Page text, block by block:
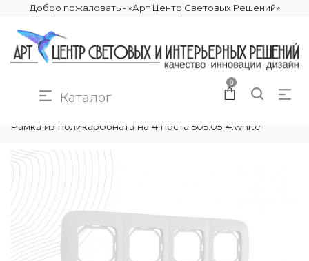
Добро пожаловать - «Арт Центр Световых Решений»
Каталог
0
Рамка из поликарбоната на 4 поста 505.05-4.white